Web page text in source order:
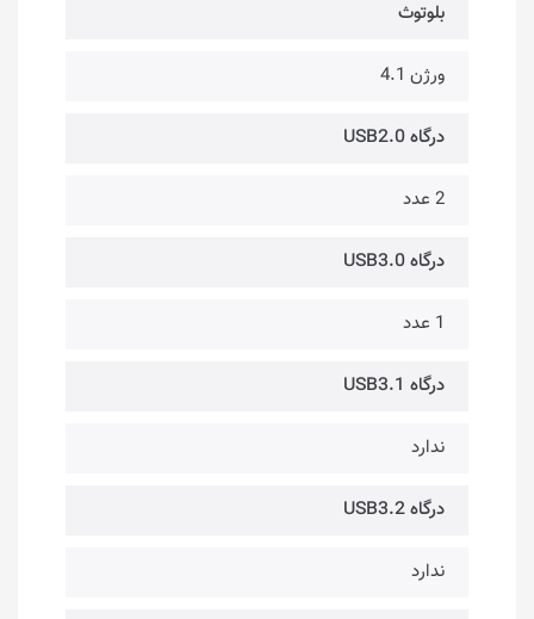
بلوتوث
ورژن 4.1
درگاه USB2.0
2 عدد
درگاه USB3.0
1 عدد
درگاه USB3.1
ندارد
درگاه USB3.2
ندارد